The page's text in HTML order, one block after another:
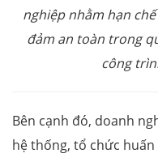
nghiệp nhằm hạn
đảm an toàn trong
công
Bên cạnh đó, doanh
hệ thống, tổ chức